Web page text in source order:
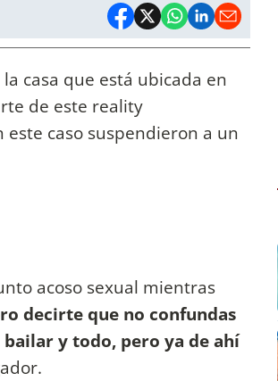
casa que está ubicada en
de este reality
caso suspendieron a un
acoso sexual mientras
decirte que no confundas
bailar y todo, pero ya de ahí